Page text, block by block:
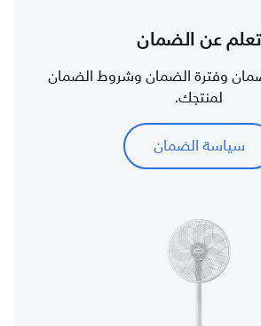
تعلم عن الضمان
وفترة الضمان وشروط الضمان
لمنتجك.
سياسة الضمان